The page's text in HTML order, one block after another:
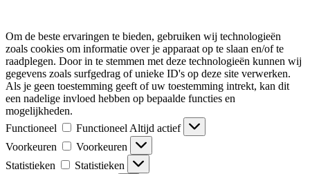
Om de beste ervaringen te bieden, gebruiken wij technologieën
zoals cookies om informatie over je apparaat op te slaan en/of te
raadplegen. Door in te stemmen met deze technologieën kunnen wij
gegevens zoals surfgedrag of unieke ID's op deze site verwerken.
Als je geen toestemming geeft of uw toestemming intrekt, kan dit
een nadelige invloed hebben op bepaalde functies en
mogelijkheden.
Functioneel
Functioneel Altijd actief
Voorkeuren
Voorkeuren
Statistieken
Statistieken